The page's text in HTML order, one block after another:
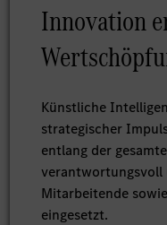
Innovation
Künstliche
strategischer
entlang der
Mitarbeitende
eingesetzt.